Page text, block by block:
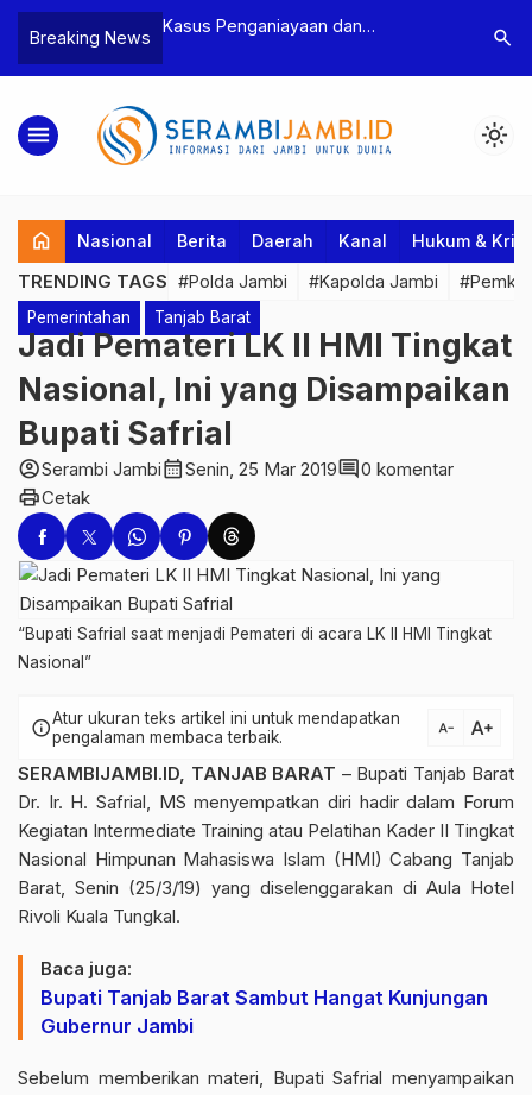
Breaking News
Bea Cukai
Pelaku beserta
dan 146 Gram
Kasus Penganiayaan dan
Tebo Tetapkan Dua Tersangka
Polres
Dua
search
menu light_mode
home Nasional Berita Daerah Kanal Hukum &
TRENDING TAGS #Polda Jambi #Kapolda Jambi
Pemerintahan Tanjab Barat
Jadi Pemateri LK II HMI Tingkat
Nasional, Ini yang Disampaikan
Bupati Safrial
account_circleSerambi Jambicalendar_monthSenin, 25 Mar 2019comment0 komentar
printCetak
“Bupati Safrial saat menjadi Pemateri di acara LK II HMI Tingkat
Nasional”
infoAtur ukuran teks artikel ini untuk mendapatkan
pengalaman membaca terbaik.
text_decrease text_increase
SERAMBIJAMBI.ID, TANJAB BARAT – Bupati Tanjab Barat
Dr. Ir. H. Safrial, MS menyempatkan diri hadir dalam Forum
Kegiatan Intermediate Training atau Pelatihan Kader II Tingkat
Nasional Himpunan Mahasiswa Islam (HMI) Cabang Tanjab
Barat, Senin (25/3/19) yang diselenggarakan di Aula Hotel
Rivoli Kuala Tungkal.
Baca juga:
Bupati Tanjab Barat Sambut Hangat Kunjungan
Gubernur Jambi
Sebelum memberikan materi, Bupati Safrial menyampaikan